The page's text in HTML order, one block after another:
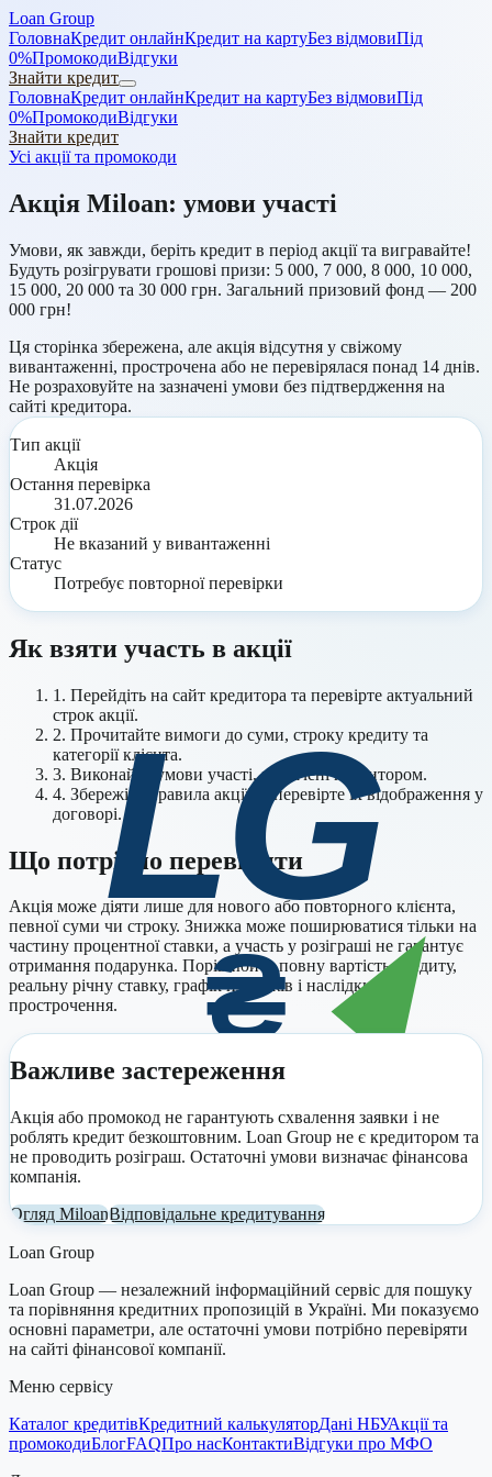
Loan Group
ГоловнаКредит онлайнКредит на картуБез відмовиПід
0%ПромокодиВідгуки
Знайти кредит
ГоловнаКредит онлайнКредит на картуБез відмовиПід
0%ПромокодиВідгуки
Знайти кредит
Усі акції та промокоди
Акція Miloan: умови участі
Умови, як завжди, беріть кредит в період акції та вигравайте!
Будуть розігрувати грошові призи: 5 000, 7 000, 8 000, 10 000,
15 000, 20 000 та 30 000 грн. Загальний призовий фонд — 200
000 грн!
Ця сторінка збережена, але акція відсутня у свіжому
вивантаженні, прострочена або не перевірялася понад 14 днів.
Не розраховуйте на зазначені умови без підтвердження на
сайті кредитора.
Тип акції
Акція
Остання перевірка
31.07.2026
Строк дії
Не вказаний у вивантаженні
Статус
Потребує повторної перевірки
Як взяти участь в акції
1. Перейдіть на сайт кредитора та перевірте актуальний
строк акції.
2. Прочитайте вимоги до суми, строку кредиту та
категорії клієнта.
3. Виконайте умови участі, зазначені кредитором.
4. Збережіть правила акції та перевірте їх відображення у
договорі.
Що потрібно перевірити
Акція може діяти лише для нового або повторного клієнта,
певної суми чи строку. Знижка може поширюватися тільки на
частину процентної ставки, а участь у розіграші не гарантує
отримання подарунка. Порівнюйте повну вартість кредиту,
реальну річну ставку, графік платежів і наслідки
прострочення.
Важливе застереження
Акція або промокод не гарантують схвалення заявки і не
роблять кредит безкоштовним. Loan Group не є кредитором та
не проводить розіграш. Остаточні умови визначає фінансова
компанія.
Огляд MiloanВідповідальне кредитування
Loan Group
Loan Group — незалежний інформаційний сервіс для пошуку
та порівняння кредитних пропозицій в Україні. Ми показуємо
основні параметри, але остаточні умови потрібно перевіряти
на сайті фінансової компанії.
Меню сервісу
Каталог кредитівКредитний калькуляторДані НБУАкції та
промокодиБлогFAQПро насКонтактиВідгуки про МФО